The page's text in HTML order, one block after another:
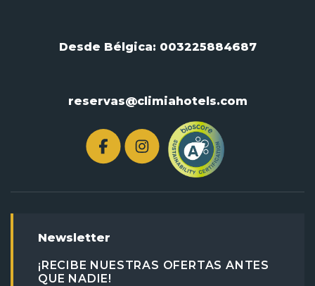
Desde Bélgica: 003225884687
reservas@climiahotels.com
Newsletter
¡RECIBE NUESTRAS OFERTAS ANTES
QUE NADIE!